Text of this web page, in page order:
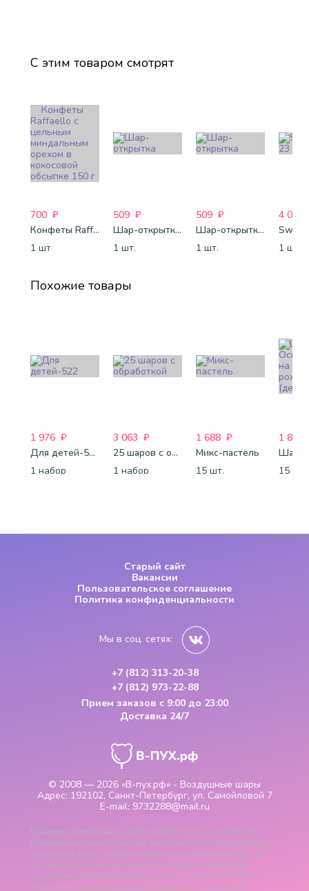
С этим товаром смотрят
700 ₽
Конфеты Raffaello с цельным миндальным орехом в кокосовой обсыпке 150 г
1 шт
509 ₽
Шар-открытка "Сердце" (45 см) - 2
1 шт.
509 ₽
Шар-открытка "Звезда" (45 см) - 1
1 шт.
4 088
1 шт.
Похожие товары
1 976 ₽
Для детей-522
1 набор
3 063 ₽
25 шаров с обработкой
1 набор
1 688 ₽
Микс-пастель
15 шт.
1 821
15 шт.
© 2008 — 2026 «В-пух.рф» - Воздушные шары
Адрес: 192102, Санкт-Петербург, ул. Самойловой 7
E-mail: 9732288@mail.ru
Старый сайт
Вакансии
Пользовательское соглашение
Политика конфиденциальности
Мы в соц. сетях:
+7 (812) 313-20-38
+7 (812) 973-22-88
Прием заказов с 9:00 до 23:00
Доставка 24/7
Вся представленная на сайте информация о продукции
(параметры, характеристики, цветовые сочетания, а также
стоимость), носит только информационный характер и ни
при каких условиях не является публичной офертой,
определяемой положениями пункта 2 статьи 437 ГК РФ.
Указанные на сайте цены - рекомендованные и могут